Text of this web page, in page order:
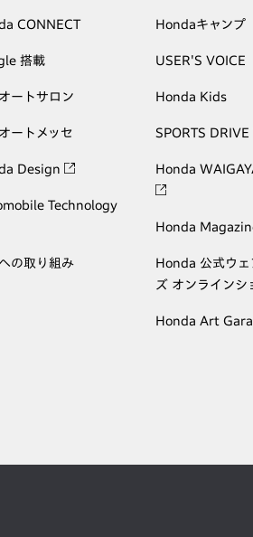
CONNECT
搭載
ートサロン
ートメッセ
Design
Technology
の取り組み
Hondaキャンプ
USER'S VOICE
Honda Kids
SPORTS DRIVE
Honda
Honda
Honda 公式ウェ
ズ オンラインシ
Honda Art